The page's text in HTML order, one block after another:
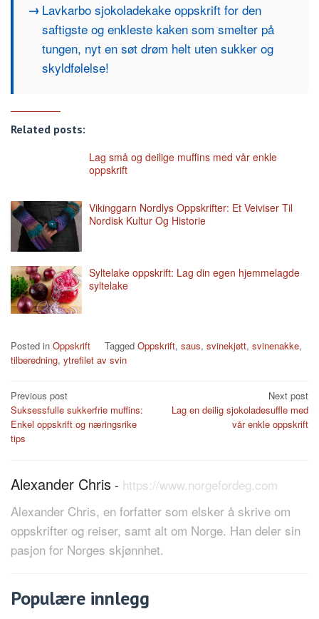
Lavkarbo sjokoladekake oppskrift for den
saftigste og enkleste kaken som smelter på
tungen, nyt en søt drøm helt uten sukker og
skyldfølelse!
Related posts:
Lag små og deilige muffins med vår enkle
oppskrift
Vikinggarn Nordlys Oppskrifter: Et Veiviser Til
Nordisk Kultur Og Historie
Syltelake oppskrift: Lag din egen hjemmelagde
syltelake
Posted in Oppskrift Tagged Oppskrift, saus, svinekjøtt, svinenakke,
tilberedning, ytrefilet av svin
Post
navigation
Previous post
Suksessfulle sukkerfrie muffins:
Enkel oppskrift og næringsrike
tips
Next post
Lag en deilig sjokoladesuffle med
vår enkle oppskrift
Alexander Chris - https://www.norgefordeg.com
Alexander Chris, en forfatter som elsker å skrive om
oppskrifter og reiser, samt alt om Norge. Han deler sin
pasjon for Norges skjønnhet.
Populære innlegg